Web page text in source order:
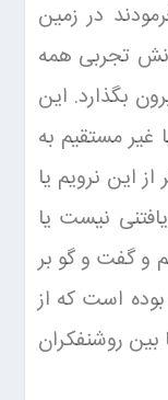
در زمین
تجربی همه
بگذارد. این
مستقیم به
این نرویم یا
نیست یا
و گفت و گو بر
است که از
بین روشنفکران